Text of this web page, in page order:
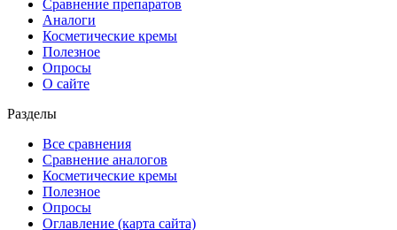
Сравнение препаратов
Аналоги
Косметические кремы
Полезное
Опросы
О сайте
Разделы
Все сравнения
Сравнение аналогов
Косметические кремы
Полезное
Опросы
Оглавление (карта сайта)